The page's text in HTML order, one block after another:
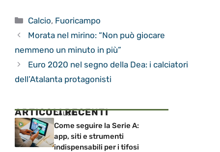
Categorie
Calcio, Fuoricampo
Morata nel mirino: “Non può giocare
nemmeno un minuto in più”
Euro 2020 nel segno della Dea: i calciatori
dell’Atalanta protagonisti
ARTICOLI RECENTI
CALCIO
Come seguire la Serie A:
app, siti e strumenti
indispensabili per i tifosi